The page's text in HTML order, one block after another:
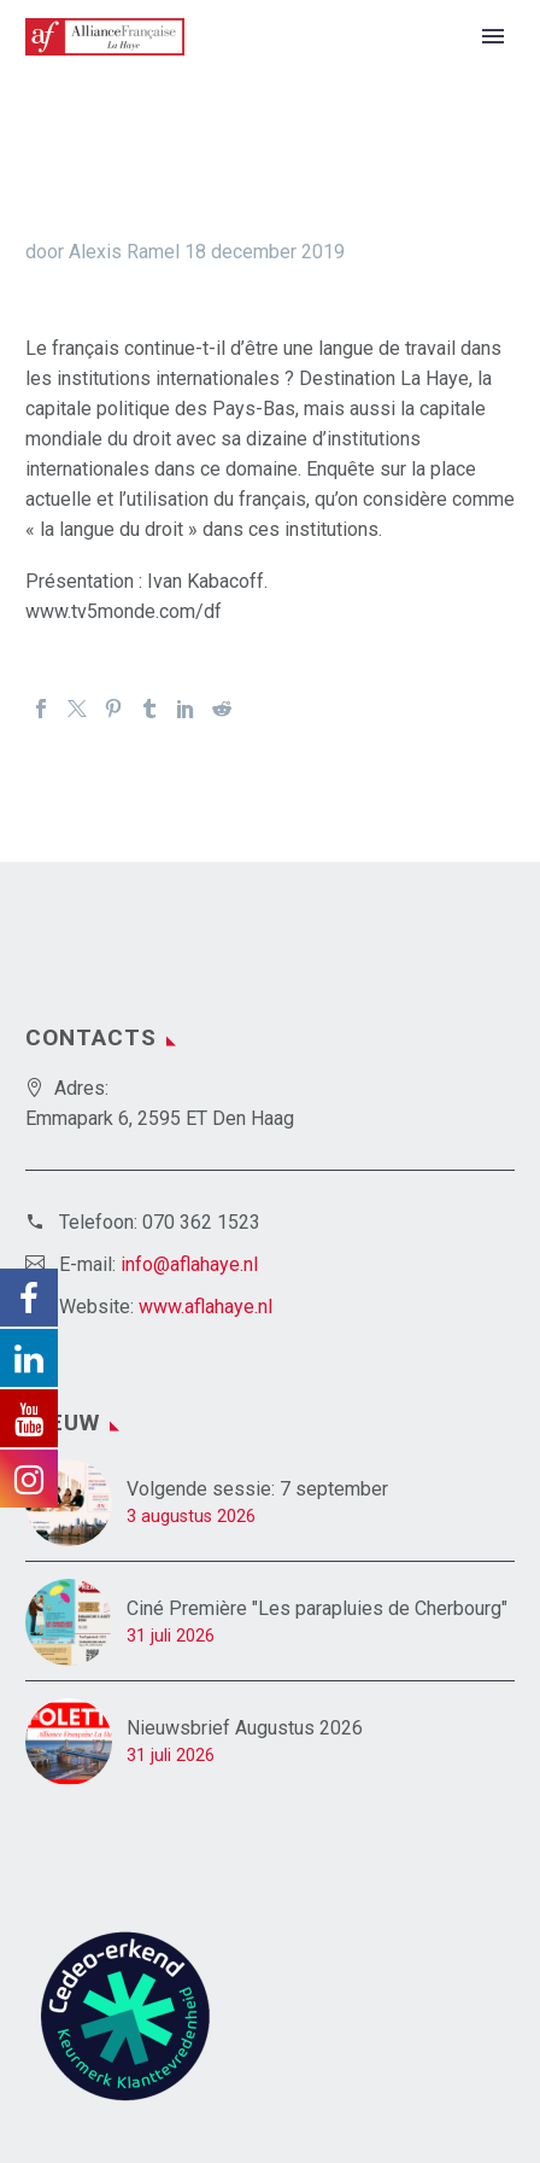
door Alexis Ramel 18 december 2019
Le français continue-t-il d’être une langue de travail dans
les institutions internationales ? Destination La Haye, la
capitale politique des Pays-Bas, mais aussi la capitale
mondiale du droit avec sa dizaine d’institutions
internationales dans ce domaine. Enquête sur la place
actuelle et l’utilisation du français, qu’on considère comme
« la langue du droit » dans ces institutions.
Présentation : Ivan Kabacoff.
www.tv5monde.com/df
CONTACTS
Adres:
Emmapark 6, 2595 ET Den Haag
Telefoon: 070 362 1523
E-mail: info@aflahaye.nl
Website: www.aflahaye.nl
NIEUW
Volgende sessie: 7 september
3 augustus 2026
Ciné Première "Les parapluies de Cherbourg"
31 juli 2026
Nieuwsbrief Augustus 2026
31 juli 2026